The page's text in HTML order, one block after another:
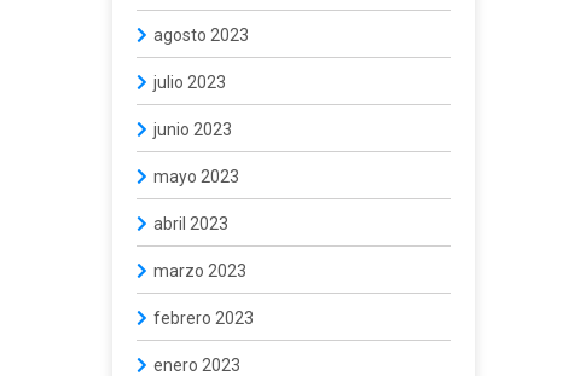
agosto 2023
julio 2023
junio 2023
mayo 2023
abril 2023
marzo 2023
febrero 2023
enero 2023